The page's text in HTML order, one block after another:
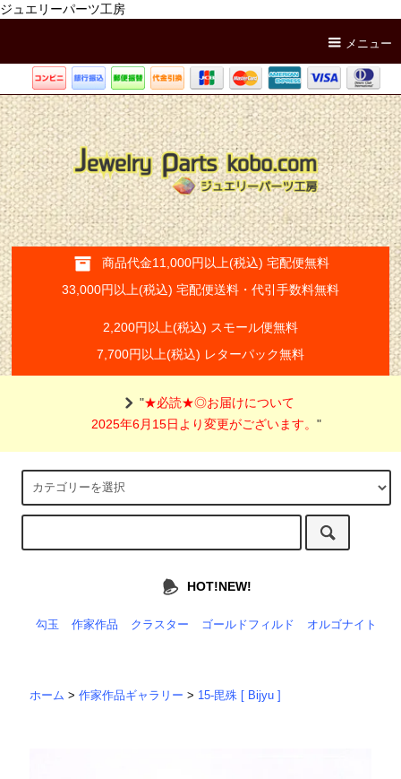
ジュエリーパーツ工房
メニュー
商品代金11,000円以上(税込) 宅配便無料
33,000円以上(税込) 宅配便送料・代引手数料無料
2,200円以上(税込) スモール便無料
7,700円以上(税込) レターパック無料
"★必読★◎お届けについて
2025年6月15日より変更がございます。"
HOT!NEW!
勾玉 作家作品 クラスター ゴールドフィルド オルゴナイト
ホーム >作家作品ギャラリー > 15-毘殊 [ Bijyu ]